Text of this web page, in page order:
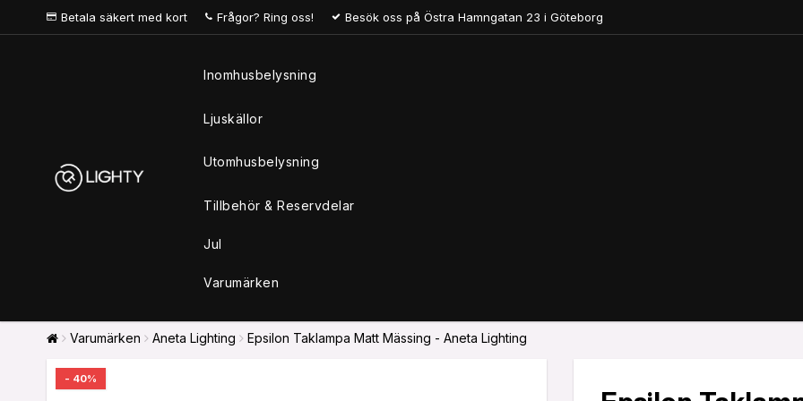
Betala säkert med kort Frågor? Ring oss! Besök oss på Östra Hamngatan 23 i Göteborg
Inomhusbelysning
Ljuskällor
Utomhusbelysning
Tillbehör & Reservdelar
Jul
Varumärken
Varumärken Aneta Lighting Epsilon Taklampa Matt Mässing - Aneta Lighting
- 40%